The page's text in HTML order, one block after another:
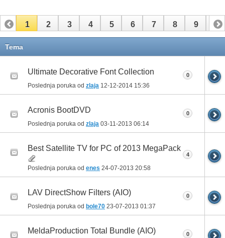
1 2 3 4 5 6 7 8 9 10
Tema
Ultimate Decorative Font Collection
Poslednja poruka od zlaja 12-12-2014 15:36
0
Acronis BootDVD
Poslednja poruka od zlaja 03-11-2013 06:14
0
Best Satellite TV for PC of 2013 MegaPack
Poslednja poruka od enes 24-07-2013 20:58
4
LAV DirectShow Filters (AIO)
Poslednja poruka od bole70 23-07-2013 01:37
0
MeldaProduction Total Bundle (AIO) 0